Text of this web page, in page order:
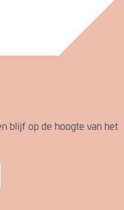
blijf op de hoogte van het